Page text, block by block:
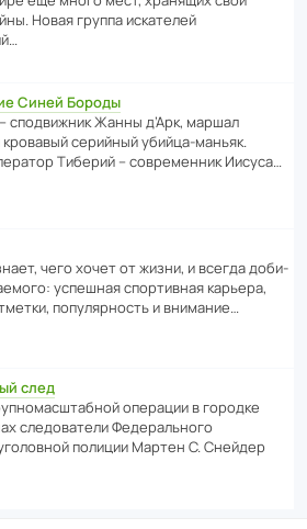
Новая группа иска­телей
Синей Бороды
спод­ви­жник Жанны д’Арк, маршал
серийный убийца-маньяк.
Тиберий – совре­менник Иисуса…
чего хочет от жизни, и всегда доби­
успе­шная спор­ти­вная карьера,
попу­ля­р­ность и внимание…
след
операции в городке
следо­ва­тели Феде­раль­ного
полиции Мартен С. Снейдер